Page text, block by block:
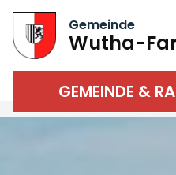
Gemeinde
Wutha-
GEMEINDE &